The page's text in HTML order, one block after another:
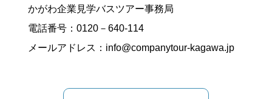
かがわ企業見学バスツアー事務局
電話番号：0120－640-114
メールアドレス：info@companytour-kagawa.jp